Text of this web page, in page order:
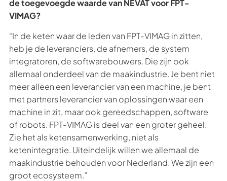
de toegevoegde waarde van NEVAT voor FPT-
VIMAG?
“In de keten waar de leden van FPT-VIMAG in zitten,
heb je de leveranciers, de afnemers, de system
integratoren, de softwarebouwers. Die zijn ook
allemaal onderdeel van de maakindustrie. Je bent niet
meer alleen een leverancier van een machine, je bent
met partners leverancier van oplossingen waar een
machine in zit, maar ook gereedschappen, software
of robots. FPT-VIMAG is deel van een groter geheel.
Zie het als ketensamenwerking, niet als
ketenintegratie. Uiteindelijk willen we allemaal de
maakindustrie behouden voor Nederland. We zijn een
groot ecosysteem.”